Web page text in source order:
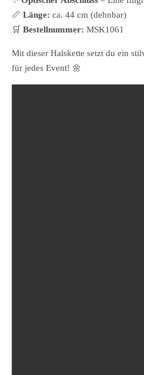
📏 Länge: ca. 44 cm (dehnbar)
🛒 Bestellnummer: MSK1061
Mit dieser Halskette setzt du ein
für jedes Event! 🌼